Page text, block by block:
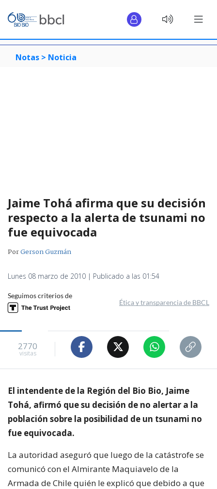
Notas > Noticia
Jaime Tohá afirma que su decisión
respecto a la alerta de tsunami no
fue equivocada
PorGerson Guzmán
Lunes 08 marzo de 2010 | Publicado a las 01:54
Seguimos criterios de
Ética y transparencia de BBCL
2770
visitas
El intendente de la Región del Bio Bio, Jaime
Tohá, afirmó que su decisión de no alertar a la
población sobre la posibilidad de un tsunami no
fue equivocada.
La autoridad aseguró que luego de la catástrofe se
comunicó con el Almirante Maquiavelo de la
Armada de Chile quién le explicó que debido a que